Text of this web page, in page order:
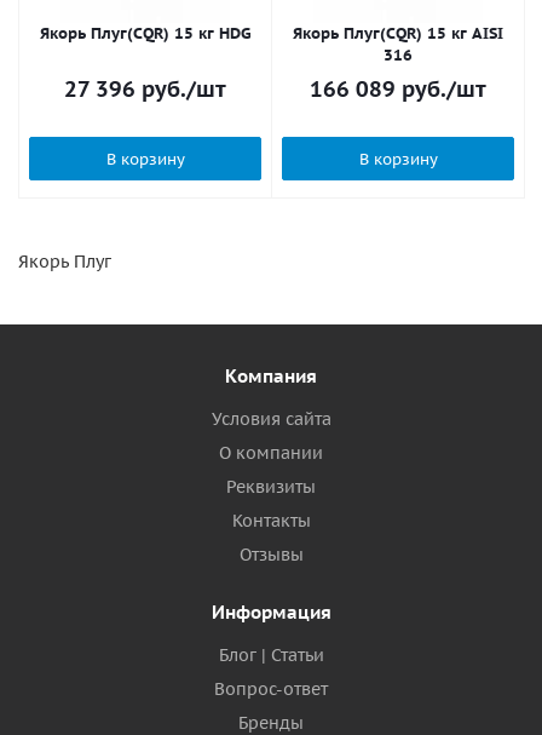
Якорь Плуг(CQR) 15 кг HDG
27 396 руб./шт
В корзину
Якорь Плуг(CQR) 15 кг AISI
316
166 089 руб./шт
В корзину
Якорь Плуг
Компания
Условия сайта
О компании
Реквизиты
Контакты
Отзывы
Информация
Блог | Статьи
Вопрос-ответ
Бренды